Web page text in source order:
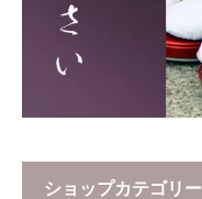
ショップカテゴリー